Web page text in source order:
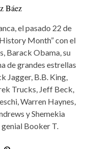
Báez
el pasado 22 de
Month” con el
Barack Obama, su
de grandes estrellas
Jagger, B.B. King,
Trucks, Jeff Beck,
Warren Haynes,
y Shemekia
Booker T.